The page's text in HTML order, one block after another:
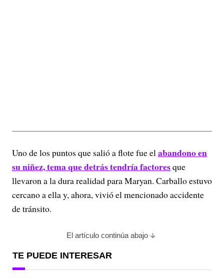
Uno de los puntos que salió a flote fue elabandono en
su niñez, tema que detrás tendría factoresque
llevaron a la dura realidad para Maryan. Carballo estuvo
cercano a ella y, ahora, vivió el mencionado accidente
de tránsito.
El artículo continúa abajo
TE PUEDE INTERESAR